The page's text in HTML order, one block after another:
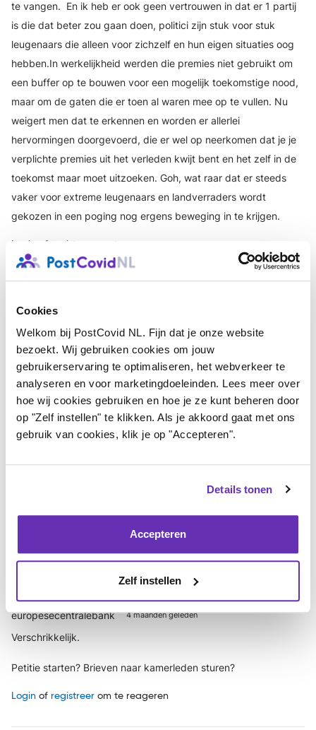
Cookies
Welkom bij PostCovid NL. Fijn dat je onze website
bezoekt. Wij gebruiken cookies om jouw
gebruikerservaring te optimaliseren, het webverkeer te
analyseren en voor marketingdoeleinden. Lees meer over
hoe wij cookies gebruiken en hoe je ze kunt beheren door
op "Zelf instellen" te klikken. Als je akkoord gaat met ons
gebruik van cookies, klik je op "Accepteren".
Details tonen
Accepteren
Zelf instellen
te vangen. En ik heb er ook geen vertrouwen in dat er 1 partij
is die dat beter zou gaan doen, politici zijn stuk voor stuk
leugenaars die alleen voor zichzelf en hun eigen situaties oog
hebben.In werkelijkheid werden die premies niet gebruikt om
een buffer op te bouwen voor een mogelijk toekomstige nood,
maar om de gaten die er toen al waren mee op te vullen. Nu
weigert men dat te erkennen en worden er allerlei
hervormingen doorgevoerd, die er wel op neerkomen dat je je
verplichte premies uit het verleden kwijt bent en het zelf in de
toekomst maar moet uitzoeken. Goh, wat raar dat er steeds
vaker voor extreme leugenaars en landverraders wordt
gekozen in een poging nog ergens beweging in te krijgen.
Login of registreer om te reageren
Monalisa
Maar wel miljoenen sturen naar het buitenland om hun
oorlogen, waar wij niets mee te maken hebben, te steunen
Alles voor het imago, maar ten koste van de eigen bevolking.
Daar hebben ze volgens mij een term voor: narcisme.
Wat mij betreft gaat deze regering gelijk op met Trump en alle
Loginofregistreerom te reageren
europesecentralebank 4 maanden geleden
Verschrikkelijk.
Petitie starten? Brieven naar kamerleden sturen?
Login of registreer om te reageren